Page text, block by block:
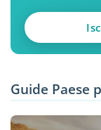
Guide Paese